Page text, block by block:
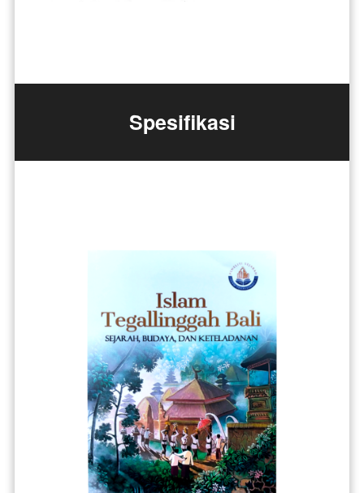
Spesifikasi